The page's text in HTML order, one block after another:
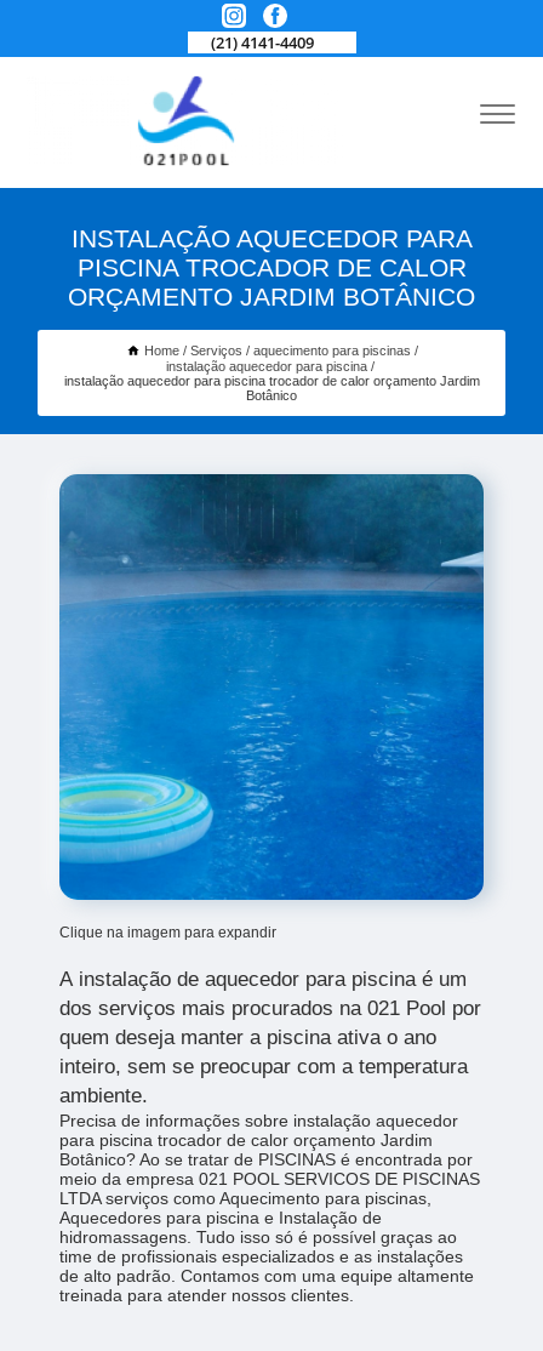
(21) 4141-4409
INSTALAÇÃO AQUECEDOR PARA
PISCINA TROCADOR DE CALOR
ORÇAMENTO JARDIM BOTÂNICO
Home Serviços
aquecimento para piscinas
instalação aquecedor para piscina
instalação aquecedor para piscina trocador de calor orçamento Jardim
Botânico
Clique na imagem para expandir
A instalação de aquecedor para piscina é um
dos serviços mais procurados na 021 Pool por
quem deseja manter a piscina ativa o ano
inteiro, sem se preocupar com a temperatura
ambiente.
Precisa de informações sobre instalação aquecedor
para piscina trocador de calor orçamento Jardim
Botânico? Ao se tratar de PISCINAS é encontrada por
meio da empresa 021 POOL SERVICOS DE PISCINAS
LTDA serviços como Aquecimento para piscinas,
Aquecedores para piscina e Instalação de
hidromassagens. Tudo isso só é possível graças ao
time de profissionais especializados e as instalações
de alto padrão. Contamos com uma equipe altamente
treinada para atender nossos clientes.